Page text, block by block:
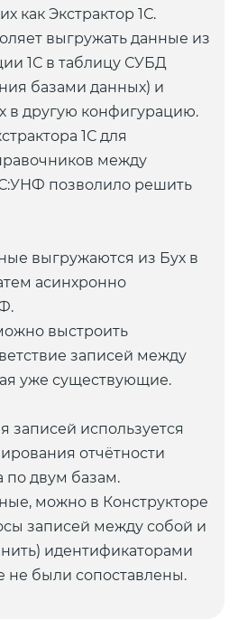
как Экстрактор 1С.
выгружать данные из
1С в таблицу СУБД
базами данных) и
в другую конфигурацию.
1С для
между
позволило решить
выгружаются из Бух в
асинхронно
выстроить
записей между
уже существующие.
записей используется
отчётности
по двум базам.
можно в Конструкторе
записей между собой и
идентификаторами
не были сопоставлены.